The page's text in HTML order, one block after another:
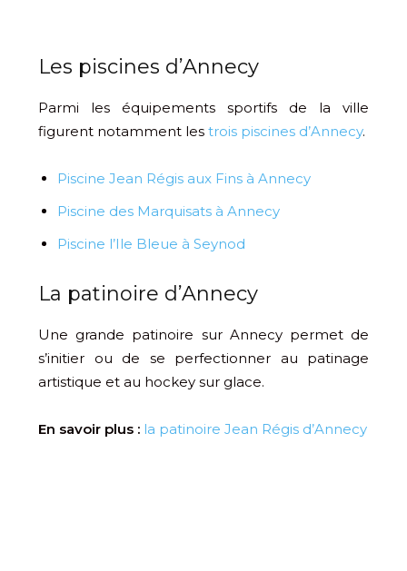
Les piscines d’Annecy
Parmi les équipements sportifs de la ville
figurent notamment les trois piscines d’Annecy.
Piscine Jean Régis aux Fins à Annecy
Piscine des Marquisats à Annecy
Piscine l’Ile Bleue à Seynod
La patinoire d’Annecy
Une grande patinoire sur Annecy permet de
s’initier ou de se perfectionner au patinage
artistique et au hockey sur glace.
En savoir plus : la patinoire Jean Régis d’Annecy